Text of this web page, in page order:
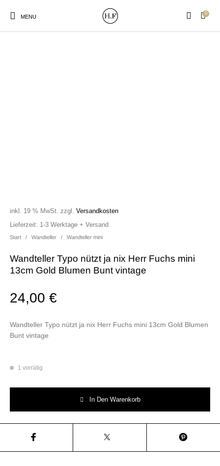
MENU
0
Start / Wandteller / Wandteller mini
Wandteller Typo nützt ja nix Herr Fuchs mini
13cm Gold Blumen Bunt vintage
24,00€
inkl. 19 % MwSt. zzgl.Versandkosten
Wandteller Typo nützt ja nix Herr Fuchs mini 13cm Gold Blumen
Bunt vintage
Lieferzeit: 1-3 Werktage + Versand
1 vorrätig
In Den Warenkorb